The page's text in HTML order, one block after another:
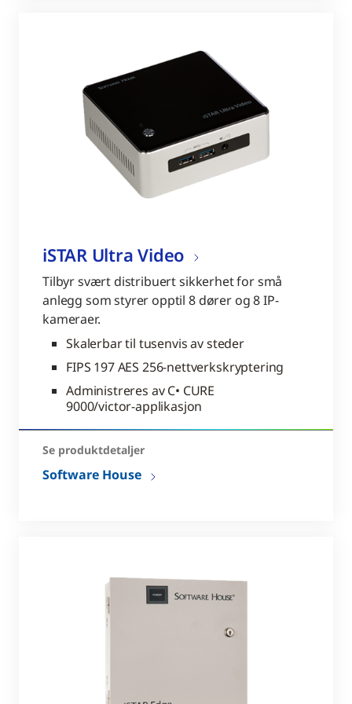
iSTAR Ultra Video
Tilbyr svært distribuert sikkerhet for små
anlegg som styrer opptil 8 dører og 8 IP-
kameraer.
Skalerbar til tusenvis av steder
FIPS 197 AES 256-nettverkskryptering
Administreres av C• CURE
9000/victor-applikasjon
Se produktdetaljer
Software House